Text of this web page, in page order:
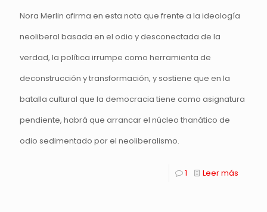
Nora Merlin afirma en esta nota que frente a la ideología
neoliberal basada en el odio y desconectada de la
verdad, la política irrumpe como herramienta de
deconstrucción y transformación, y sostiene que en la
batalla cultural que la democracia tiene como asignatura
pendiente, habrá que arrancar el núcleo thanático de
odio sedimentado por el neoliberalismo.
1 Leer más